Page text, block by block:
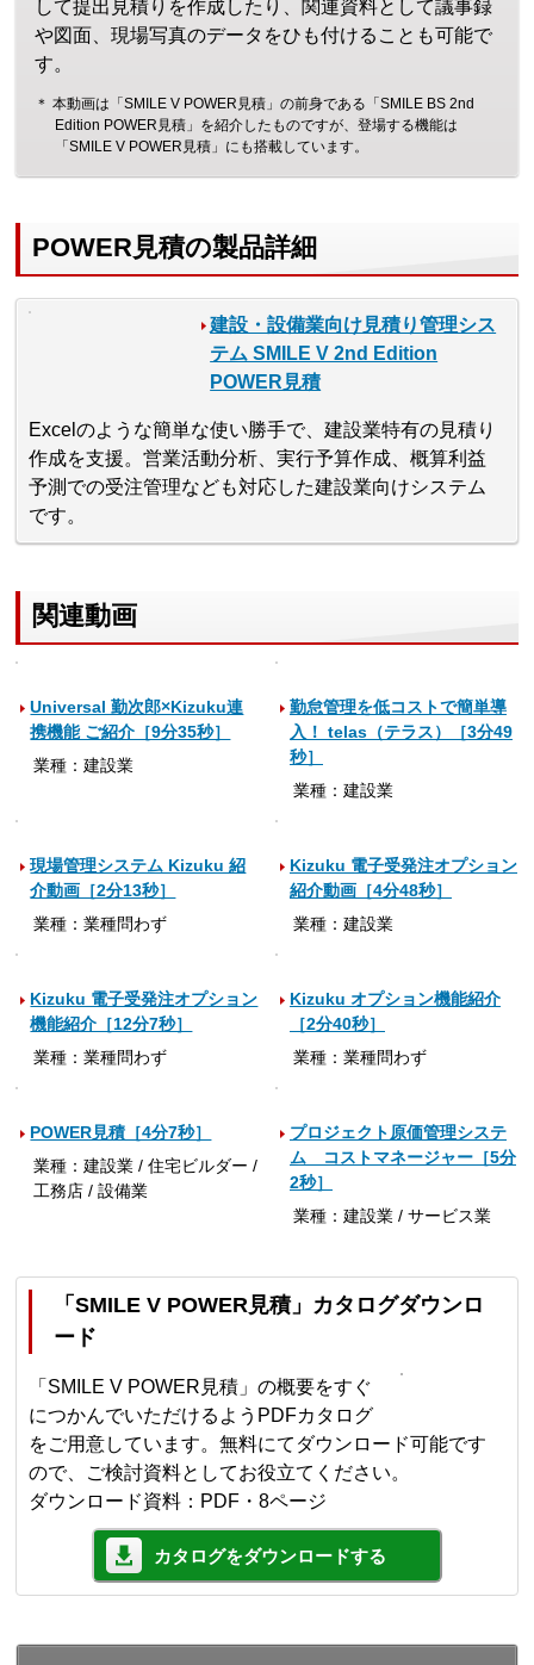
して提出見積りを作成したり、関連資料として議事録
や図面、現場写真のデータをひも付けることも可能で
す。
＊ 本動画は「SMILE V POWER見積」の前身である「SMILE BS 2nd
Edition POWER見積」を紹介したものですが、登場する機能は
「SMILE V POWER見積」にも搭載しています。
POWER見積の製品詳細
建設・設備業向け見積り管理シス
テム SMILE V 2nd Edition
POWER見積
Excelのような簡単な使い勝手で、建設業特有の見積り
作成を支援。営業活動分析、実行予算作成、概算利益
予測での受注管理なども対応した建設業向けシステム
です。
関連動画
Universal 勤次郎×Kizuku連
携機能 ご紹介［9分35秒］
業種：建設業
勤怠管理を低コストで簡単導
入！ telas（テラス）［3分49
秒］
業種：建設業
現場管理システム Kizuku 紹
介動画［2分13秒］
業種：業種問わず
Kizuku 電子受発注オプション
紹介動画［4分48秒］
業種：建設業
Kizuku 電子受発注オプション
機能紹介［12分7秒］
業種：業種問わず
Kizuku オプション機能紹介
［2分40秒］
業種：業種問わず
POWER見積［4分7秒］
業種：建設業 / 住宅ビルダー /
工務店 / 設備業
プロジェクト原価管理システ
ム コストマネージャー［5分
2秒］
業種：建設業 / サービス業
「SMILE V POWER見積」カタログダウンロ
ード
「SMILE V POWER見積」の概要をすぐ
につかんでいただけるようPDFカタログ
をご用意しています。無料にてダウンロード可能です
ので、ご検討資料としてお役立てください。
ダウンロード資料：PDF・8ページ
カタログをダウンロードする